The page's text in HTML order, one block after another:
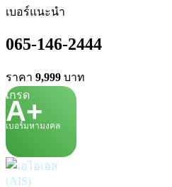
เบอร์แนะนำ
065-146-2444
ราคา 9,999 บาท
เกรด
A+
เบอร์มหามงคล